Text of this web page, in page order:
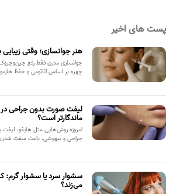
پست های اخیر
هنر جوانسازی؛ وقتی
جوانسازی مدرن فقط رفع
چهره بر اساس آناتومی و حفظ
ماندگارتر است؟
امروزه روش‌هایی مثل هایفو، لیفت
جراحی و بیهوشی، باعث سفت
سشوار سرد یا سشوار گرم:
می‌زند؟